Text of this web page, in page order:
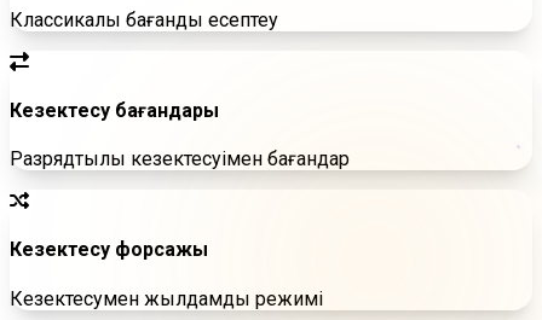
Классикалық бағандық есептеу
Кезектесу бағандары
Разрядтылық кезектесуімен бағандар
Кезектесу форсажы
Кезектесумен жылдамдық режимі